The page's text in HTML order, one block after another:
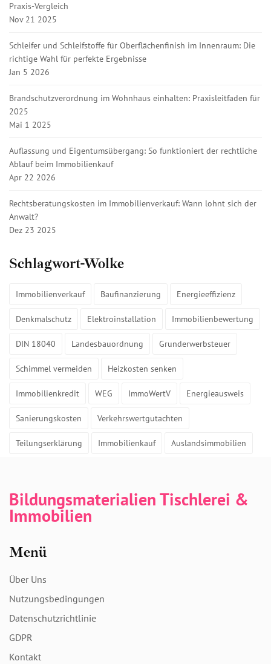
Praxis-Vergleich
Nov 21 2025
Schleifer und Schleifstoffe für Oberflächenfinish im Innenraum: Die
richtige Wahl für perfekte Ergebnisse
Jan 5 2026
Brandschutzverordnung im Wohnhaus einhalten: Praxisleitfaden für
2025
Mai 1 2025
Auflassung und Eigentumsübergang: So funktioniert der rechtliche
Ablauf beim Immobilienkauf
Apr 22 2026
Rechtsberatungskosten im Immobilienverkauf: Wann lohnt sich der
Anwalt?
Dez 23 2025
Schlagwort-Wolke
Immobilienverkauf Baufinanzierung Energieeffizienz
Denkmalschutz Elektroinstallation Immobilienbewertung
DIN 18040 Landesbauordnung Grunderwerbsteuer
Schimmel vermeiden Heizkosten senken
Immobilienkredit WEG ImmoWertV Energieausweis
Sanierungskosten Verkehrswertgutachten
Teilungserklärung Immobilienkauf Auslandsimmobilien
Bildungsmaterialien Tischlerei &
Immobilien
Menü
Über Uns
Nutzungsbedingungen
Datenschutzrichtlinie
GDPR
Kontakt